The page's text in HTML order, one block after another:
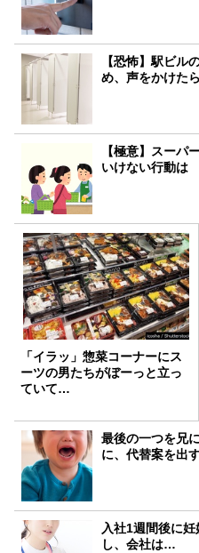
【恐怖】駅ビル
め、声をかけた
【極意】スーパ
いけない行動は
「イラッ」惣菜コーナーにス
ーツの男たちがぼーっと立っ
ていて…
最後の一つを兄
に、代替案を出
入社1週間後に
し、会社は…